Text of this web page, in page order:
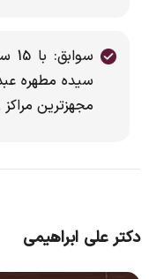
سیده مطهره
مجهزترین
دکتر علی ابراهیمی